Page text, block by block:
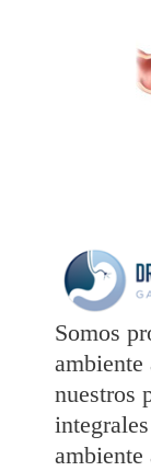
Somos
ambiente
nuestros
ambiente